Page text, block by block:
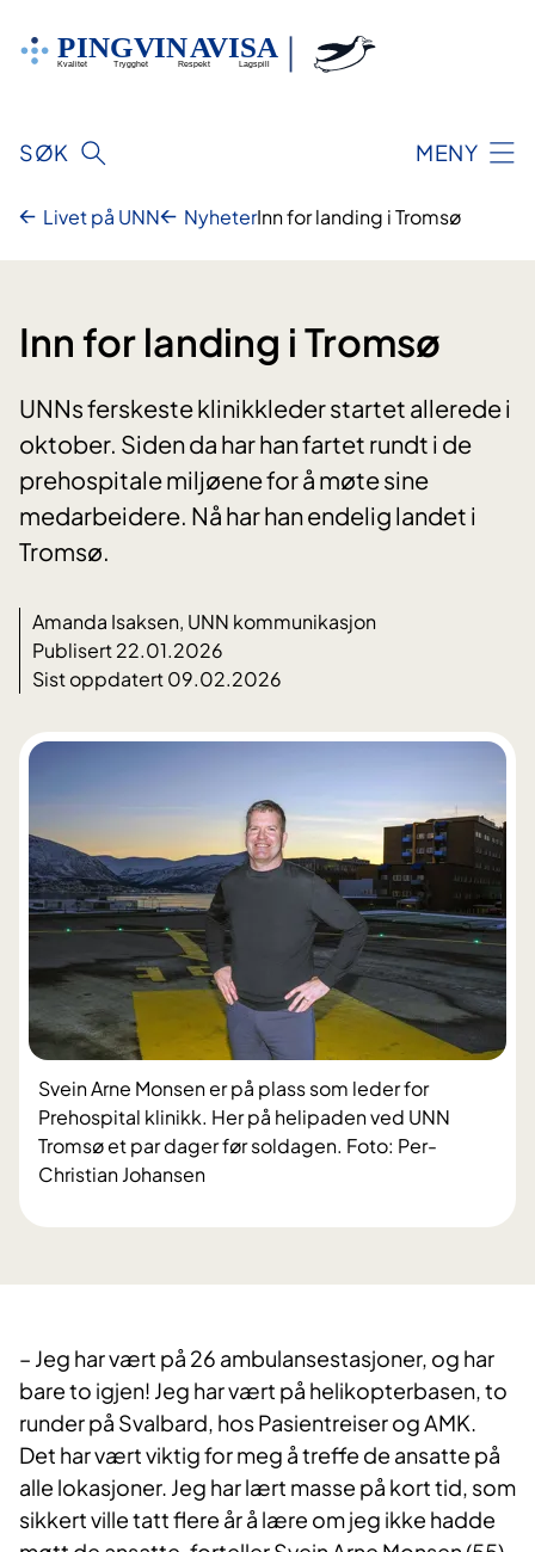
innhold
SØK MENY
Livet på UNN NyheterInn for landing i Tromsø
Inn for landing i Tromsø
UNNs ferskeste klinikkleder startet allerede i
oktober. Siden da har han fartet rundt i de
prehospitale miljøene for å møte sine
medarbeidere. Nå har han endelig landet i
Tromsø.
Amanda Isaksen, UNN kommunikasjon
Publisert 22.01.2026
Sist oppdatert 09.02.2026
Svein Arne Monsen er på plass som leder for
Prehospital klinikk. Her på helipaden ved UNN
Tromsø et par dager før soldagen. Foto: Per-
Christian Johansen
– Jeg har vært på 26 ambulansestasjoner, og har
bare to igjen! Jeg har vært på helikopterbasen, to
runder på Svalbard, hos Pasientreiser og AMK.
Det har vært viktig for meg å treffe de ansatte på
alle lokasjoner. Jeg har lært masse på kort tid, som
sikkert ville tatt flere år å lære om jeg ikke hadde